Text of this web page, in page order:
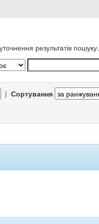
результатів пошуку.
| Сортування